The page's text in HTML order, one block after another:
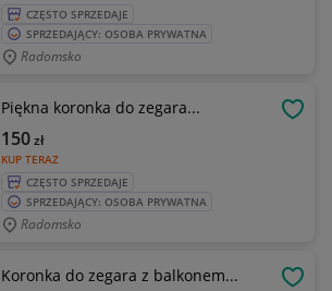
CZĘSTO SPRZEDAJE
SPRZEDAJĄCY: OSOBA PRYWATNA
Radomsko
Piękna koronka do zegara...
KUP TERAZ
150zł
CZĘSTO SPRZEDAJE
SPRZEDAJĄCY: OSOBA PRYWATNA
Radomsko
Koronka do zegara z balkonem...